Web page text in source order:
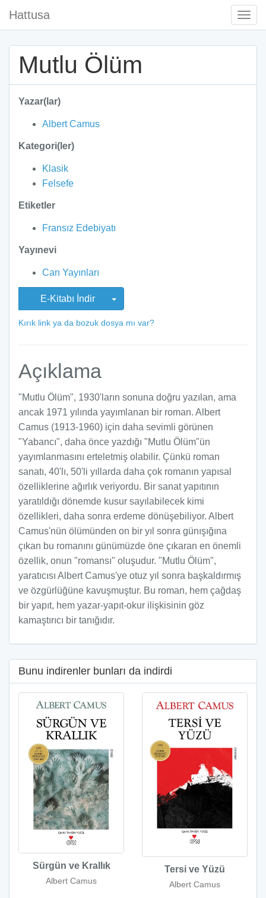
Hattusa
Mutlu Ölüm
Yazar(lar)
Albert Camus
Kategori(ler)
Klasik
Felsefe
Etiketler
Fransız Edebiyatı
Yayınevi
Can Yayınları
E-Kitabı İndir
Kırık link ya da bozuk dosya mı var?
Açıklama
"Mutlu Ölüm", 1930'ların sonuna doğru yazılan, ama
ancak 1971 yılında yayımlanan bir roman. Albert
Camus (1913-1960) için daha sevimli görünen
"Yabancı", daha önce yazdığı "Mutlu Ölüm"ün
yayımlanmasını erteletmiş olabilir. Çünkü roman
sanatı, 40'lı, 50'li yıllarda daha çok romanın yapısal
özelliklerine ağırlık veriyordu. Bir sanat yapıtının
yaratıldığı dönemde kusur sayılabilecek kimi
özellikleri, daha sonra erdeme dönüşebiliyor. Albert
Camus'nün ölümünden on bir yıl sonra günışığına
çıkan bu romanını günümüzde öne çıkaran en önemli
özellik, onun "romansı" oluşudur. "Mutlu Ölüm",
yaratıcısı Albert Camus'ye otuz yıl sonra başkaldırmış
ve özgürlüğüne kavuşmuştur. Bu roman, hem çağdaş
bir yapıt, hem yazar-yapıt-okur ilişkisinin göz
kamaştırıcı bir tanığıdır.
Bunu indirenler bunları da indirdi
Sürgün ve Krallık
Albert Camus
Tersi ve Yüzü
Albert Camus